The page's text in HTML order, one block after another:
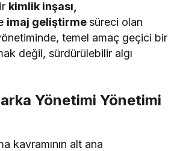
kimlik inşası,
imaj geliştirmesüreci olan
temel amaç geçici bir
değil, sürdürülebilir algı
Yönetimi Yönetimi
kavramının alt ana